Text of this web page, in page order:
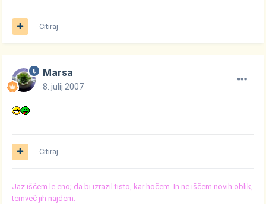
Citiraj
Marsa
8. julij 2007
Citiraj
Jaz iščem le eno; da bi izrazil tisto, kar hočem. In ne iščem novih oblik,
temveč jih najdem.